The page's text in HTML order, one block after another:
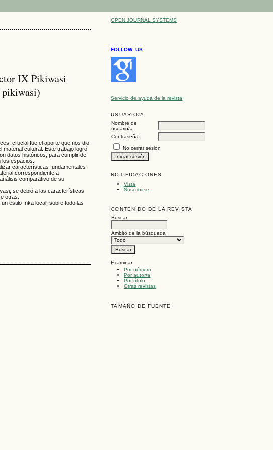
OPEN JOURNAL SYSTEMS
FOLLOW US
Servicio de ayuda de la revista
USUARIO/A
Nombre de
usuario/a
Contraseña
No cerrar sesión
NOTIFICACIONES
Vista
Suscribirse
CONTENIDO DE LA REVISTA
Buscar
Ámbito de la búsqueda
Examinar
Por número
Por autor/a
Por título
Otras revistas
TAMAÑO DE FUENTE
IX Pikiwasi
pikiwasi)
crucial fue el aporte que nos dio
material cultural. Este trabajo logró
datos históricos; para cumplir de
espacios.
características fundamentales
correspondiente a
comparativo de su
se debió a las características
otras.
estilo Inka local, sobre todo las